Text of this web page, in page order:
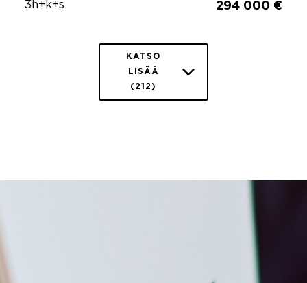
3h+k+s 294 000 €
KATSO
LISÄÄ
(212)